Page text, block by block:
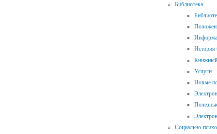
Библиотека
История
Услуги
Новые
Социально-